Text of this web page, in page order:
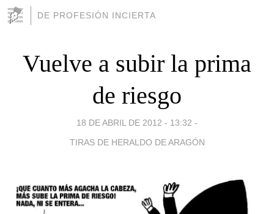
DE PROFESIÓN INCIERTA
Vuelve a subir la prima
de riesgo
18 DE ABRIL DE 2012 - 13:32 -
TIRAS DE HERALDO DE ARAGÓN